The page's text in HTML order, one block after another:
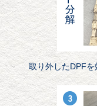
取り外したDPFを